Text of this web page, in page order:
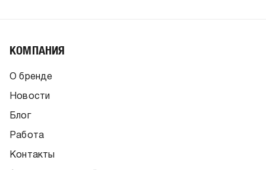
КОМПАНИЯ
О бренде
Новости
Блог
Работа
Контакты